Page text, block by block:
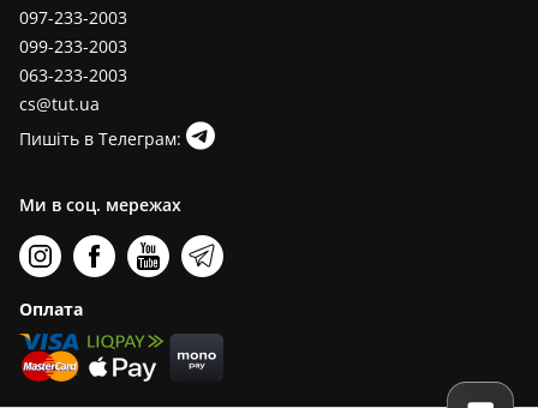
097-233-2003
099-233-2003
063-233-2003
cs@tut.ua
Пишіть в Телеграм:
Ми в соц. мережах
Оплата